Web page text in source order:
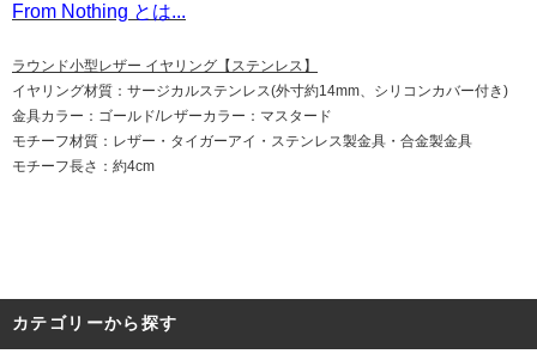
From Nothing とは...
ラウンド小型レザー イヤリング【ステンレス】
イヤリング材質：サージカルステンレス(外寸約14mm、シリコンカバー付き)
金具カラー：ゴールド/レザーカラー：マスタード
モチーフ材質：レザー・タイガーアイ・ステンレス製金具・合金製金具
モチーフ長さ：約4cm
カテゴリーから探す